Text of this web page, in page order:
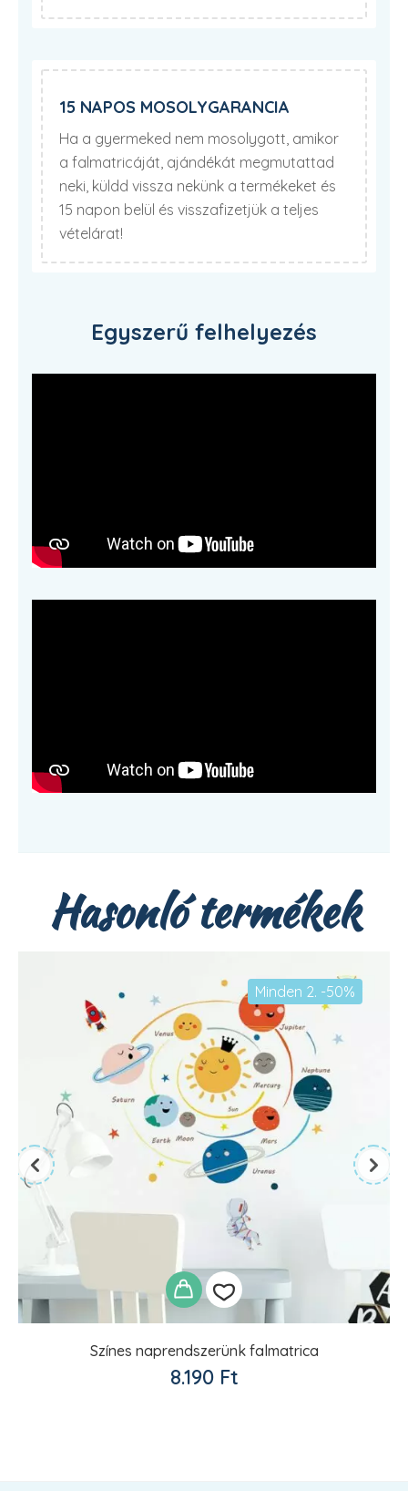
15 NAPOS MOSOLYGARANCIA
Ha a gyermeked nem mosolygott, amikor
a falmatricáját, ajándékát megmutattad
neki, küldd vissza nekünk a termékeket és
15 napon belül és visszafizetjük a teljes
vételárat!
Egyszerű felhelyezés
Hasonló termékek
Színes naprendszerünk falmatrica
8.190 Ft
Minden 2. -50%
Kedvencekhez